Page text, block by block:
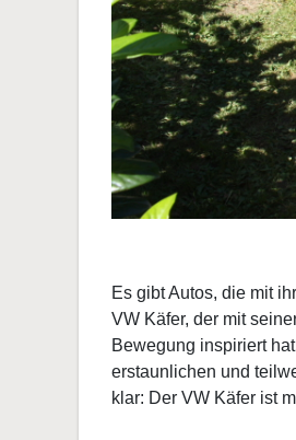
Es gibt Autos, die mit
VW Käfer, der mit
Bewegung inspiriert
erstaunlichen und
klar: Der VW Käfer ist